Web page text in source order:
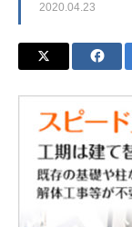
2020.04.23